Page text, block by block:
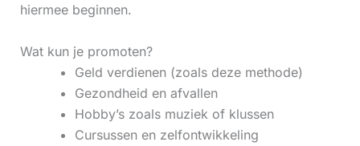
hiermee beginnen.
Wat kun je promoten?
Geld verdienen (zoals deze methode)
Gezondheid en afvallen
Hobby’s zoals muziek of klussen
Cursussen en zelfontwikkeling